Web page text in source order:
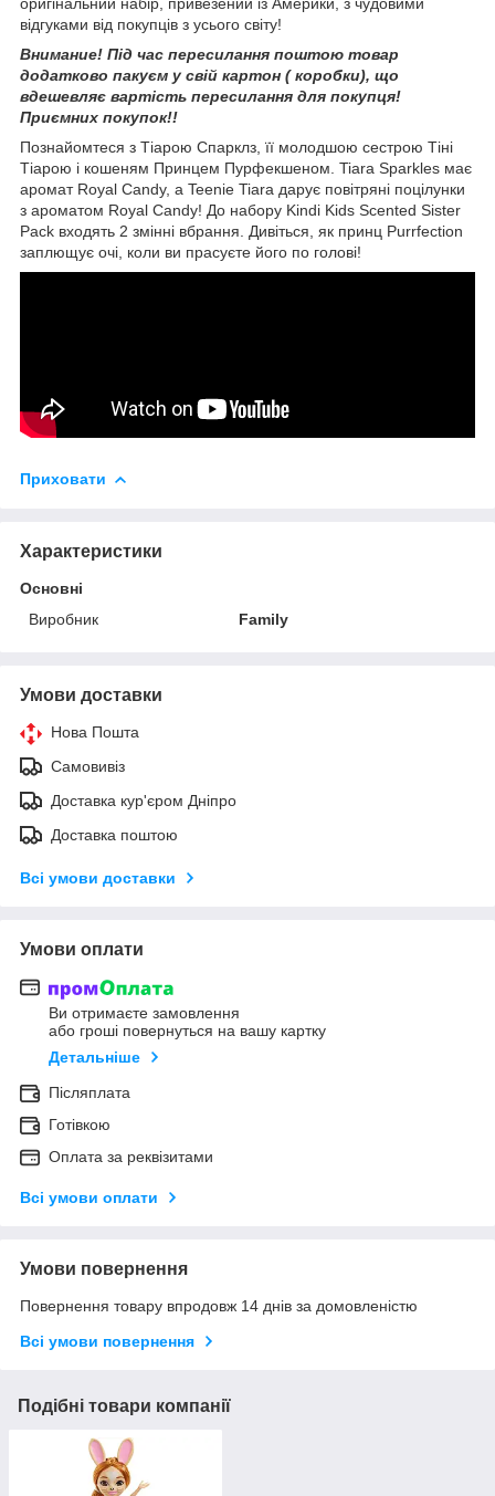
відгуками від покупців з усього світу!
Внимание! Під час пересилання поштою товар
додатково пакуєм у свій картон ( коробки), що
вдешевляє вартість пересилання для покупця!
Приємних покупок!!
Познайомтеся з Тіарою Спарклз, її молодшою сестрою Тіні
Тіарою і кошеням Принцем Пурфекшеном. Tiara Sparkles має
аромат Royal Candy, а Teenie Tiara дарує повітряні поцілунки
з ароматом Royal Candy! До набору Kindi Kids Scented Sister
Pack входять 2 змінні вбрання. Дивіться, як принц Purrfection
заплющує очі, коли ви прасуєте його по голові!
Приховати
Характеристики
Основні
Виробник
Family
Умови доставки
Нова Пошта
Самовивіз
Доставка кур'єром Дніпро
Доставка поштою
Всі умови доставки
Умови оплати
Ви отримаєте замовлення
або гроші повернуться на вашу картку
Детальніше
Післяплата
Готівкою
Оплата за реквізитами
Всі умови оплати
Умови повернення
Повернення товару впродовж 14 днів за домовленістю
Всі умови повернення
Подібні товари компанії